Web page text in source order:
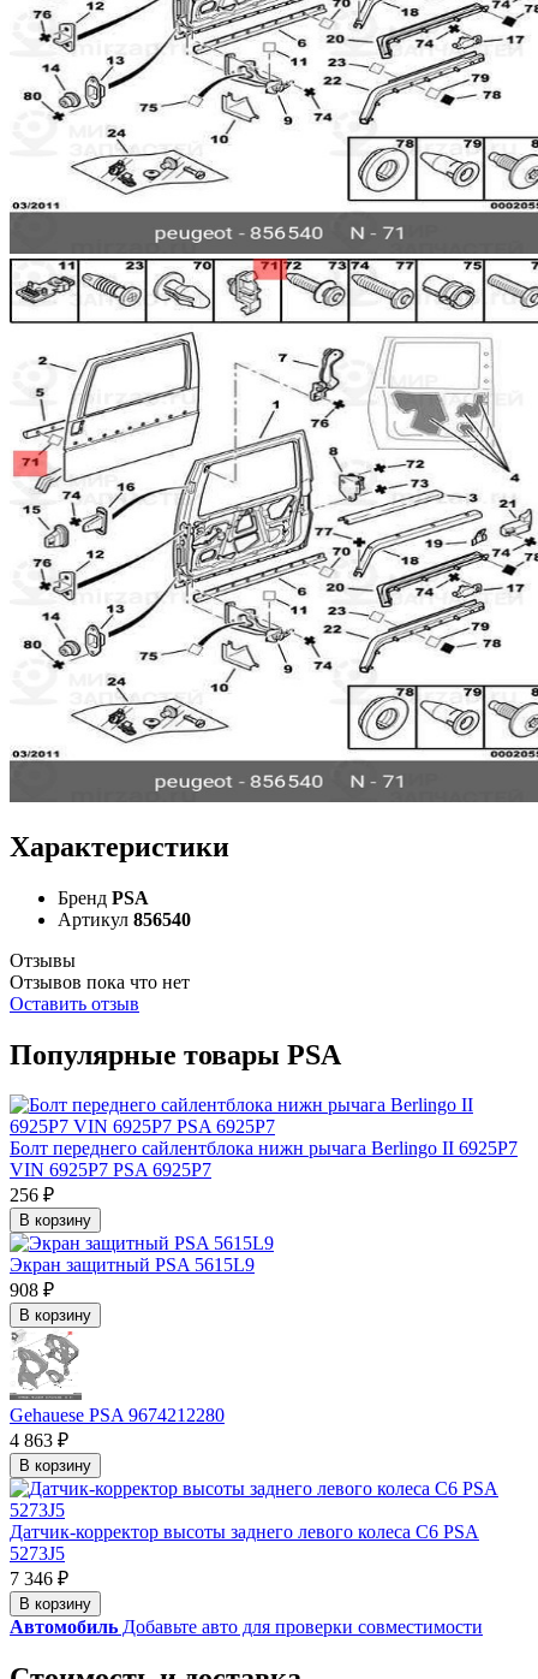
Характеристики
Бренд PSA
Артикул 856540
Отзывы
Отзывов пока что нет
Оставить отзыв
Популярные товары PSA
Болт переднего сайлентблока нижн рычага Berlingo II 6925P7
VIN 6925P7 PSA 6925P7
256 ₽
В корзину
Экран защитный PSA 5615L9
908 ₽
В корзину
Gehauese PSA 9674212280
4 863 ₽
В корзину
Датчик-корректор высоты заднего левого колеса С6 PSA
5273J5
7 346 ₽
В корзину
Автомобиль Добавьте авто для проверки совместимости